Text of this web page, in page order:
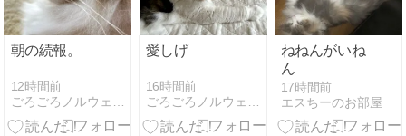
朝の続報。
12時間前
ごろごろノルウェージャンとの、のんびり日常
愛しげ
16時間前
ごろごろノルウェージャンとの、のんびり日常
ねねんがいね
ん
17時間前
エスちーのお部屋